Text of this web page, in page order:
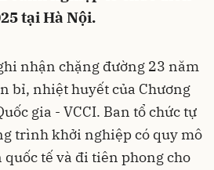
tại Hà Nội.
nhận chặng đường 23 năm
bỉ, nhiệt huyết của Chương
gia - VCCI. Ban tổ chức tự
trình khởi nghiệp có quy mô
tế và đi tiên phong cho